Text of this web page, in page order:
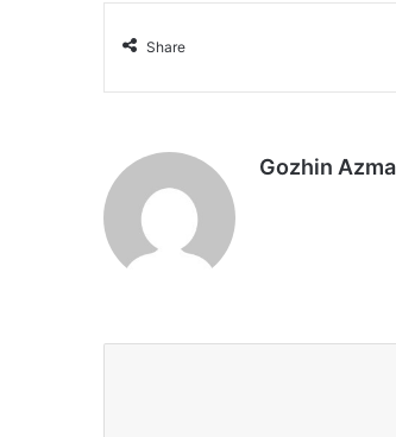
Share
Gozhin Azma